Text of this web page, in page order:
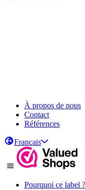
À propos de nous
Contact
Références
Français
Pourquoi ce label ?